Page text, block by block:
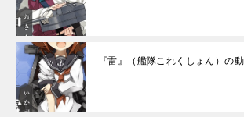
『雷』（艦隊これくしょん）の